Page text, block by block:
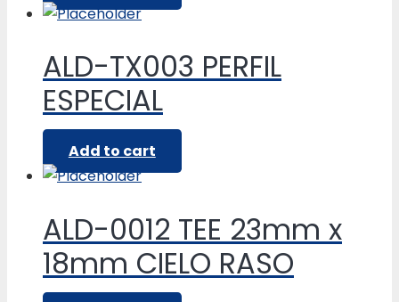
ALD-TX003 PERFIL
ESPECIAL
Add to cart
ALD-0012 TEE 23mm x
18mm CIELO RASO